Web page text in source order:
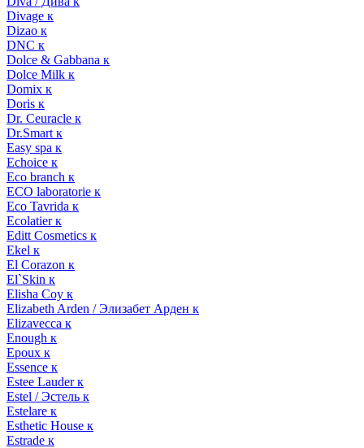
Divage к
Dizao к
DNC к
Dolce & Gabbana к
Dolce Milk к
Domix к
Doris к
Dr. Ceuracle к
Dr.Smart к
Easy spa к
Echoice к
Eco branch к
ECO laboratorie к
Eco Tavrida к
Ecolatier к
Editt Cosmetics к
Ekel к
El Corazon к
El`Skin к
Elisha Coy к
Elizabeth Arden / Элизабет Арден к
Elizavecca к
Enough к
Epoux к
Essence к
Estee Lauder к
Estel / Эстель к
Estelare к
Esthetic House к
Estrade к